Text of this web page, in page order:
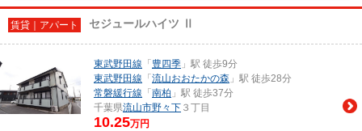
賃貸｜アパート セジュールハイツ Ⅱ
東武野田線 「 豊四季 」駅 徒歩9分
東武野田線 「 流山おおたかの森 」駅 徒歩28分
常磐緩行線 「 南柏 」駅 徒歩37分
千葉県流山市野々下 ３丁目
10.25万円